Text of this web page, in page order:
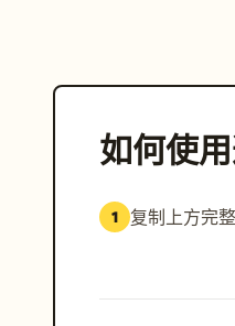
如何使
1 复制上方完